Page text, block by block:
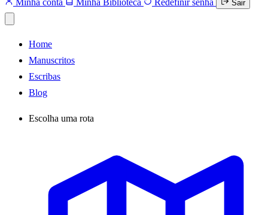
Minha conta Minha Biblioteca Redefinir senha Sair
Home
Manuscritos
Escribas
Blog
Escolha uma rota